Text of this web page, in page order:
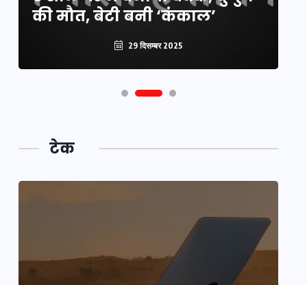
की मौत, बेटी बनी ‘कंकाल’
29 दिसम्बर 2025
कटौती
29 दिसम्बर 2025
टेक